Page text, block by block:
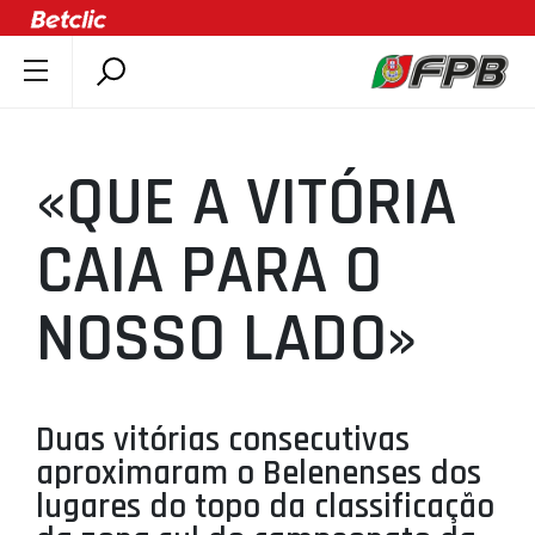
ÚLTIMAS
COMPETIÇÕES
ASSOCIAÇÕES
CLUBES
AGENTES
SELEÇÕES
MINIBASQUETE
«QUE A VITÓRIA
CAIA PARA O
NOSSO LADO»
Duas vitórias consecutivas
aproximaram o Belenenses dos
lugares do topo da classificação